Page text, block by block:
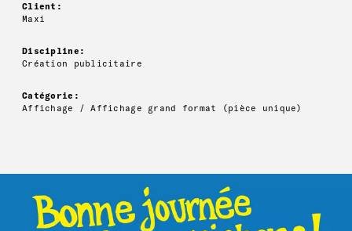
Client:
Maxi
Discipline:
Création publicitaire
Catégorie:
Affichage / Affichage grand format (pièce unique)